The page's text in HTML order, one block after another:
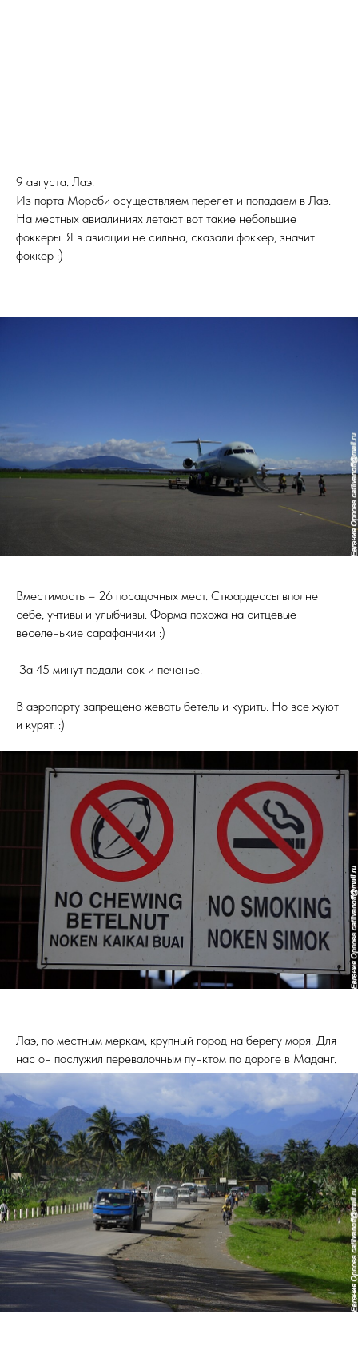
9 августа. Лаэ.
Из порта Морсби осуществляем перелет и попадаем в Лаэ.
На местных авиалиниях летают вот такие небольшие
фоккеры. Я в авиации не сильна, сказали фоккер, значит
фоккер :)
Вместимость – 26 посадочных мест. Стюардессы вполне
себе, учтивы и улыбчивы. Форма похожа на ситцевые
веселенькие сарафанчики :)
За 45 минут подали сок и печенье.
В аэропорту запрещено жевать бетель и курить. Но все жуют
и курят. :)
Лаэ, по местным меркам, крупный город на берегу моря. Для
нас он послужил перевалочным пунктом по дороге в Маданг.